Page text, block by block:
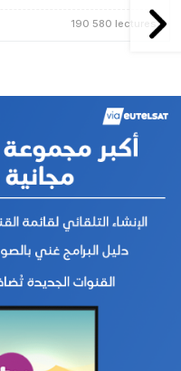
190 580 lectures